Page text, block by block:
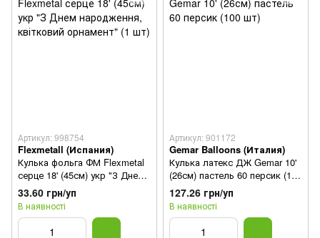
Артикул: 998754
Flexmetall (Испания)
Кулька фольга ФМ Flexmetal
серце 18' (45см) укр "З Днем
народження, квітковий
орнамент" (1 шт)
33.60 грн/уп
В наявності
Артикул: 901172
Gemar Balloons (Италия)
Кулька латекс ДЖ Gemar 10'
(26см) пастель 60 персик (100
шт)
127.26 грн/уп
В наявності